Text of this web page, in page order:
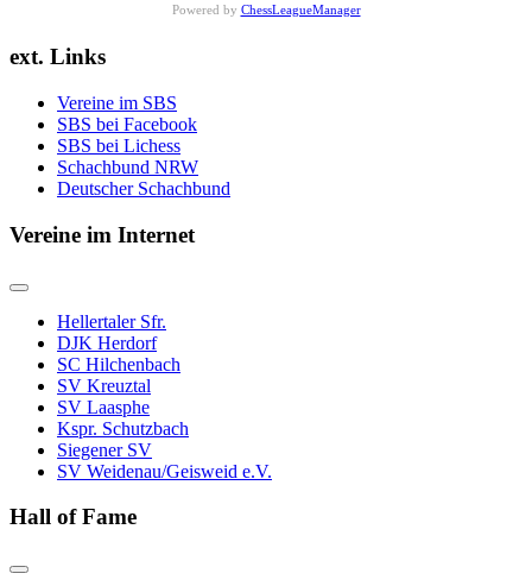
Powered by ChessLeagueManager
ext. Links
Vereine im SBS
SBS bei Facebook
SBS bei Lichess
Schachbund NRW
Deutscher Schachbund
Vereine im Internet
Hellertaler Sfr.
DJK Herdorf
SC Hilchenbach
SV Kreuztal
SV Laasphe
Kspr. Schutzbach
Siegener SV
SV Weidenau/Geisweid e.V.
Hall of Fame